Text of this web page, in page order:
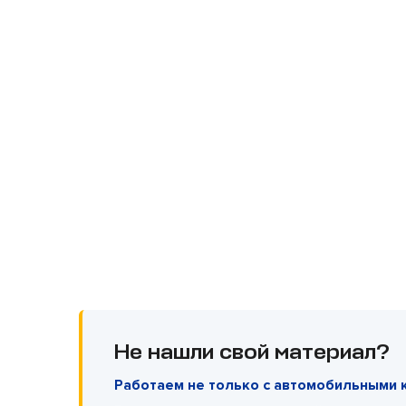
Не нашли свой материал?
Работаем не только с автомобильными